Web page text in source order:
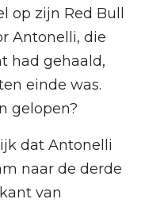
op zijn Red Bull
Antonelli, die
had gehaald,
einde was.
gelopen?
dat Antonelli
naar de derde
van